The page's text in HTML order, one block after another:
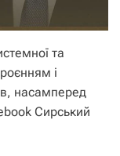
та
і
насамперед
Сирський